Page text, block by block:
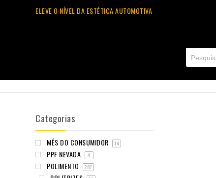
ELEVE O NÍVEL DA ESTÉTICA AUTOMOTIVA
Categorias
MÊS DO CONSUMIDOR 14
PPF NEVADA 4
POLIMENTO 287